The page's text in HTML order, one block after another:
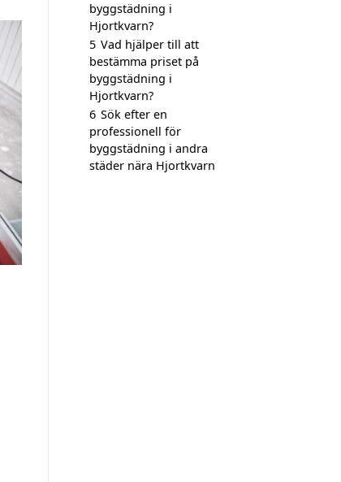
byggstädning i
Hjortkvarn?
5 Vad hjälper till att
bestämma priset på
byggstädning i
Hjortkvarn?
6 Sök efter en
professionell för
byggstädning i andra
städer nära Hjortkvarn